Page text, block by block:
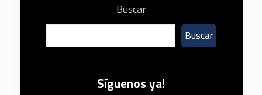
Buscar
Buscar
Síguenos ya!